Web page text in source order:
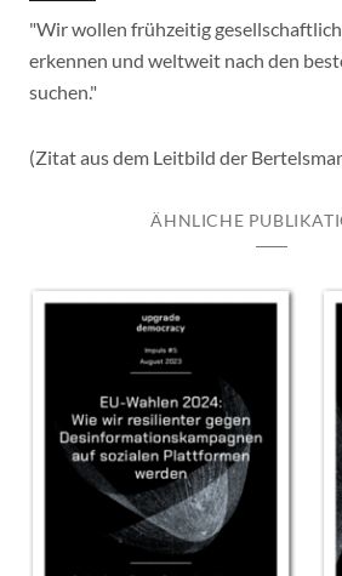
"Wir wollen frühzeitig
erkennen und weltweit nach den
suchen."
(Zitat aus dem Leitbild der
ÄHNLICHE